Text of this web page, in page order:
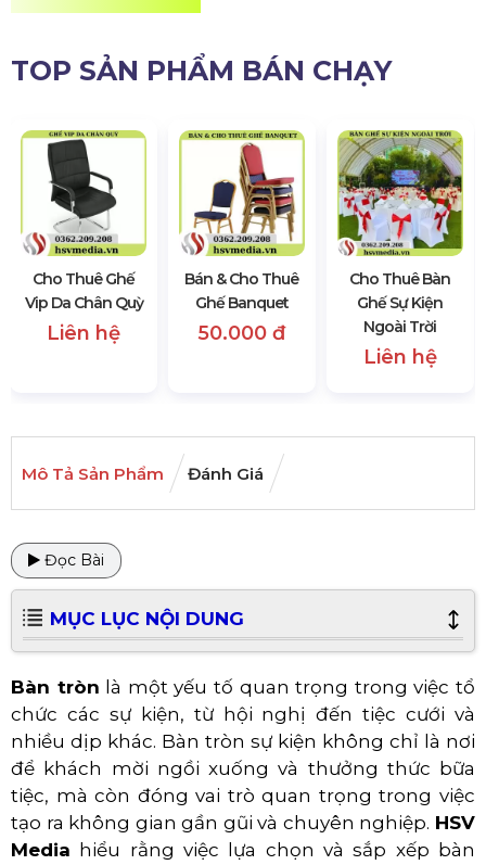
TOP SẢN PHẨM BÁN CHẠY
Cho Thuê Ghế
Vip Da Chân Quỳ
Liên hệ
Bán & Cho Thuê
Ghế Banquet
50.000 đ
Cho Thuê Bàn
Ghế Sự Kiện
Ngoài Trời
Liên hệ
Mô Tả Sản Phẩm Đánh Giá
Đọc Bài
MỤC LỤC NỘI DUNG
Bàn tròn là một yếu tố quan trọng trong việc tổ
chức các sự kiện, từ hội nghị đến tiệc cưới và
nhiều dịp khác. Bàn tròn sự kiện không chỉ là nơi
để khách mời ngồi xuống và thưởng thức bữa
tiệc, mà còn đóng vai trò quan trọng trong việc
tạo ra không gian gần gũi và chuyên nghiệp. HSV
Media hiểu rằng việc lựa chọn và sắp xếp bàn